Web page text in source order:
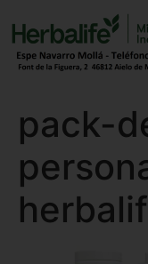
pack-